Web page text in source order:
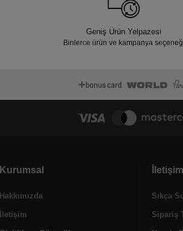
Geniş Ürün Yelpazesi
Binlerce ürün ve kampanya
Kurumsal
Hakkımızda
İletişim
İletişim
Sıkça
Sipariş